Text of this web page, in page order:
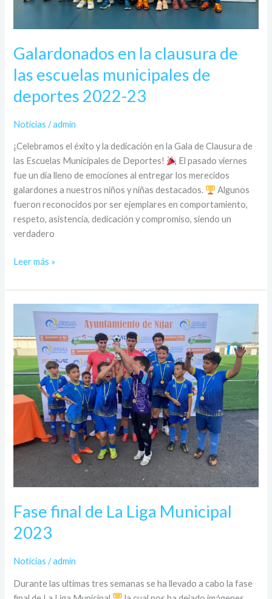
Galardonados en la clausura de
las escuelas municipales de
deportes 2022-23
Noticias /admin
¡Celebramos el éxito y la dedicación en la Gala de Clausura de
las Escuelas Municipales de Deportes!
El pasado viernes
fue un día lleno de emociones al entregar los merecidos
galardones a nuestros niños y niñas destacados.
Algunos
fueron reconocidos por ser ejemplares en comportamiento,
respeto, asistencia, dedicación y compromiso, siendo un
verdadero
deportes
23
Leer más »
Fase final de La Liga Municipal
2023
Noticias /admin
Durante las ultimas tres semanas se ha llevado a cabo la fase
de
La
Liga
Municipal
2023